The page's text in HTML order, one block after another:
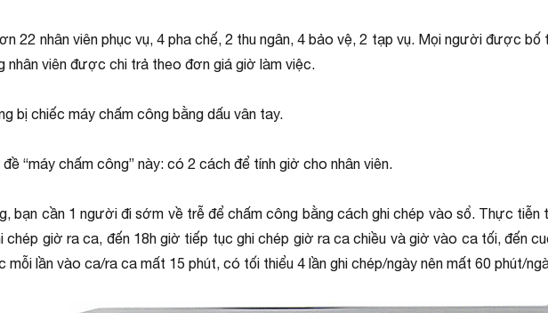
22 nhân viên phục vụ, 4 pha chế, 2 thu ngân, 4 bảo vệ, 2 tạp vụ. Mọi người được
nhân viên được chi trả theo đơn giá giờ làm việc.
bị chiếc máy chấm công bằng dấu vân tay.
“máy chấm công” này: có 2 cách để tính giờ cho nhân viên.
bạn cần 1 người đi sớm về trễ để chấm công bằng cách ghi chép vào sổ. Thực
chép giờ ra ca, đến 18h giờ tiếp tục ghi chép giờ ra ca chiều và giờ vào ca tối, đến
mỗi lần vào ca/ra ca mất 15 phút, có tối thiểu 4 lần ghi chép/ngày nên mất 60 phút/